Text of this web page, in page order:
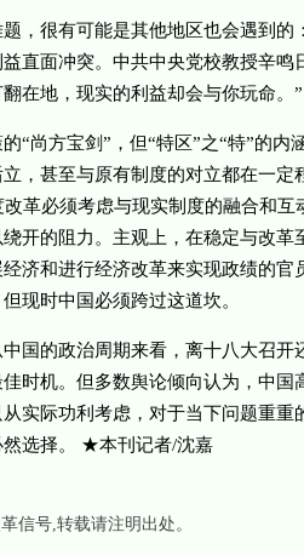
很有可能是其他地区也会遇到的
直面冲突。中共中央党校教授辛鸣
在地，现实的利益却会与你玩命。”
尚方宝剑”，但“特区”之“特”的内
，甚至与原有制度的对立都在一定
改革必须考虑与现实制度的融合和
开的阻力。主观上，在稳定与改革
济和进行经济改革来实现政绩的官
现时中国必须跨过这道坎。
的政治周期来看，离十八大召开
时机。但多数舆论倾向认为，中国
实际功利考虑，对于当下问题重重
选择。 ★本刊记者/沈嘉
信号,转载请注明出处。